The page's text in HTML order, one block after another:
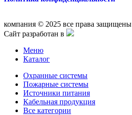
компания © 2025 все права защищены
Сайт разработан в
Меню
Каталог
Охранные системы
Пожарные системы
Источники питания
Кабельная продукция
Все категории